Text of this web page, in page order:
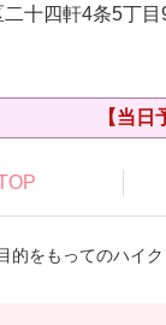
二十四軒4条5丁
【当
的をもってのハイク